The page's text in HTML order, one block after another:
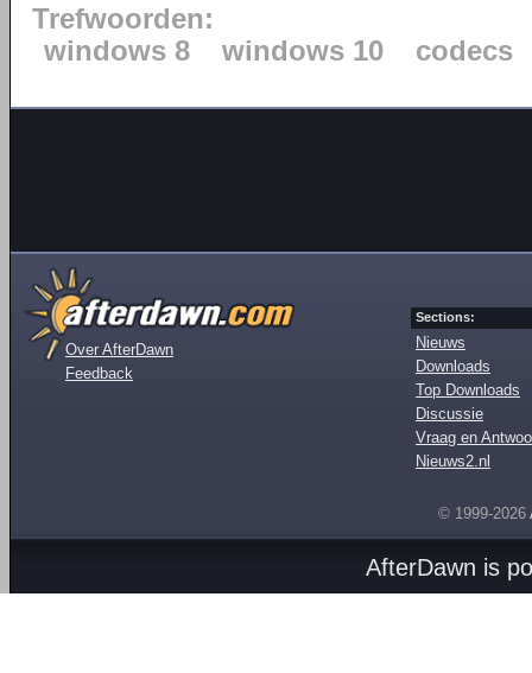
Trefwoorden:
windows 8
windows 10 codecs
Over AfterDawn
Feedback
Sections:
Nieuws
Downloads
Top Downloads
Discussie
Vraag en
Nieuws2.nl
© 1999-2026
AfterDawn is